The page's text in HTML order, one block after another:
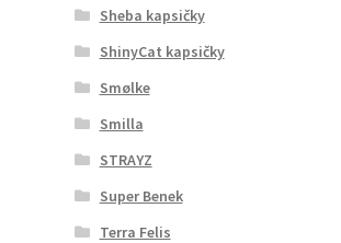
Sheba kapsičky
ShinyCat kapsičky
Smølke
Smilla
STRAYZ
Super Benek
Terra Felis